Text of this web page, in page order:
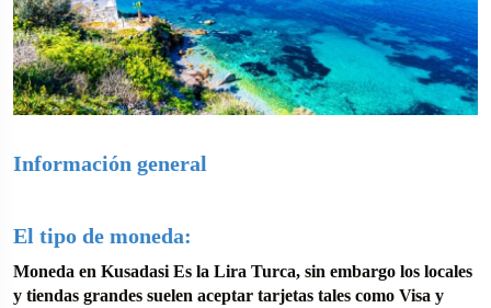
Información general
El tipo de moneda:
Moneda en Kusadasi Es la Lira Turca, sin embargo los locales
y tiendas grandes suelen aceptar tarjetas tales como Visa y